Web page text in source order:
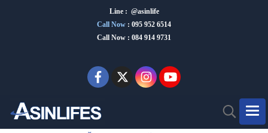
Line : @asinlife
Call Now : 095 952 6514
Call Now : 084 914 9731